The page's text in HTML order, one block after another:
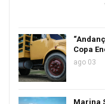
Copa
ago 03
Marina